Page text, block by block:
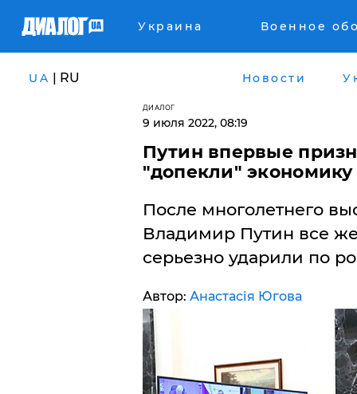
Украина Военное
UA | RU Новости
ДИАЛОГ
9 июля 2022, 08:19
Путин впервые
"допекли"
​После многолетнего
Владимир Путин все
серьезно ударили по
Автор: Анастасія Югова